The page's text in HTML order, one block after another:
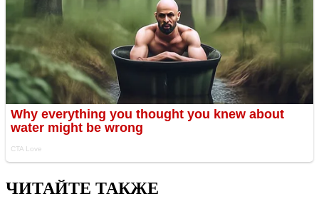
ЧИТАЙТЕ ТАКЖЕ